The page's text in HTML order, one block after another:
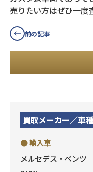
売りたい方はぜひ一度
前の記事
買取メーカー／車種
● 輸入車
メルセデス・ベンツ